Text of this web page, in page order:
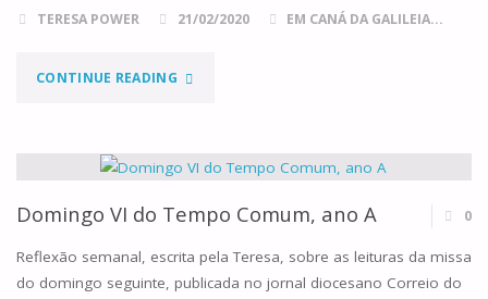
TERESA POWER 21/02/2020 EM CANÁ DA GALILEIA...
CONTINUE READING"DOMINGO
DO
TEMPO
COMUM,
ANO
Domingo VI do Tempo Comum, ano A 0
Reflexão semanal, escrita pela Teresa, sobre as leituras da missa
do domingo seguinte, publicada no jornal diocesano Correio do